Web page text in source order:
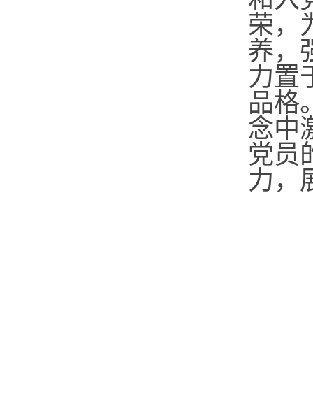
荣，
养，
力置
品格
念中
党员
力，